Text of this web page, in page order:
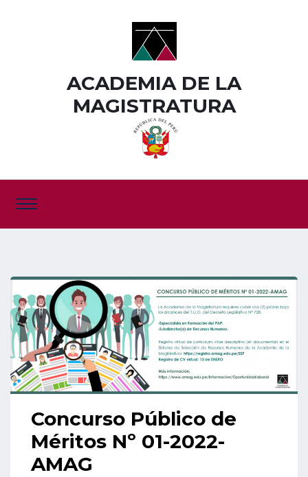
ACADEMIA DE LA
MAGISTRATURA
Concurso Público de
Méritos Nº 01-2022-
AMAG